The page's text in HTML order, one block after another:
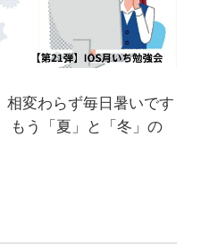
相変わらず毎日暑いです
もう「夏」と「冬」の